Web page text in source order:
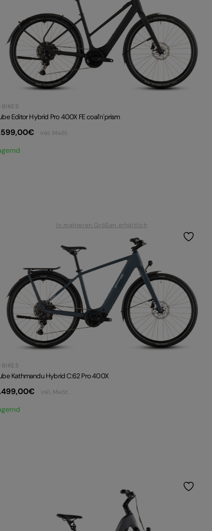
Editor Hybrid Pro 400X FE coal´n´prism
€ inkl. MwSt.
In mehreren Größen erhältlich
Kathmandu Hybrid C:62 Pro 400X
€ inkl. MwSt.